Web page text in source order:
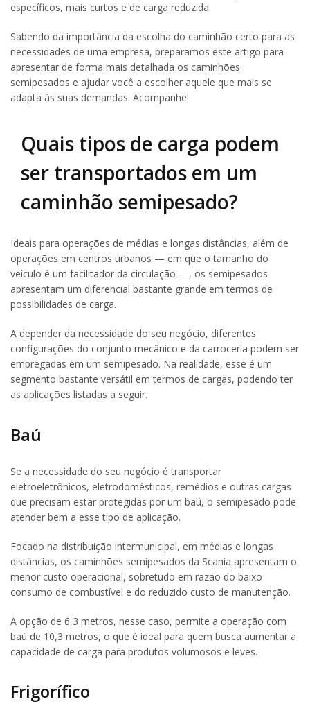
específicos, mais curtos e de carga reduzida.
Sabendo da importância da escolha do caminhão certo para as
necessidades de uma empresa, preparamos este artigo para
apresentar de forma mais detalhada os caminhões
semipesados e ajudar você a escolher aquele que mais se
adapta às suas demandas. Acompanhe!
Quais tipos de carga podem
ser transportados em um
caminhão semipesado?
Ideais para operações de médias e longas distâncias, além de
operações em centros urbanos — em que o tamanho do
veículo é um facilitador da circulação —, os semipesados
apresentam um diferencial bastante grande em termos de
possibilidades de carga.
A depender da necessidade do seu negócio, diferentes
configurações do conjunto mecânico e da carroceria podem ser
empregadas em um semipesado. Na realidade, esse é um
segmento bastante versátil em termos de cargas, podendo ter
as aplicações listadas a seguir.
Baú
Se a necessidade do seu negócio é transportar
eletroeletrônicos, eletrodomésticos, remédios e outras cargas
que precisam estar protegidas por um baú, o semipesado pode
atender bem a esse tipo de aplicação.
Focado na distribuição intermunicipal, em médias e longas
distâncias, os caminhões semipesados da Scania apresentam o
menor custo operacional, sobretudo em razão do baixo
consumo de combustível e do reduzido custo de manutenção.
A opção de 6,3 metros, nesse caso, permite a operação com
baú de 10,3 metros, o que é ideal para quem busca aumentar a
capacidade de carga para produtos volumosos e leves.
Frigorífico